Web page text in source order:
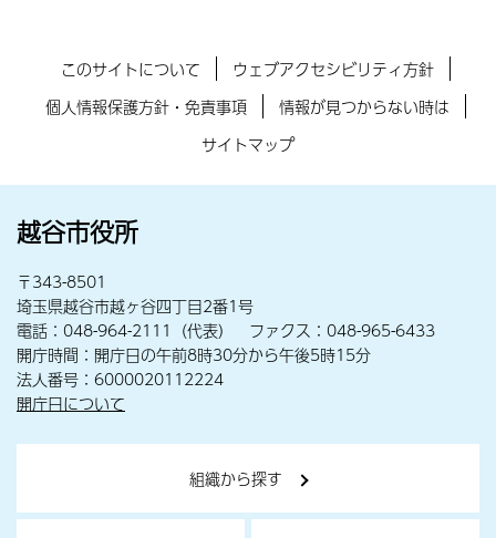
このサイトについて
ウェブアクセシビリティ方針
個人情報保護方針・免責事項
情報が見つからない時は
サイトマップ
越谷市役所
〒343-8501
埼玉県越谷市越ヶ谷四丁目2番1号
電話：048-964-2111（代表） ファクス：048-965-6433
開庁時間：開庁日の午前8時30分から午後5時15分
法人番号：6000020112224
開庁日について
組織から探す